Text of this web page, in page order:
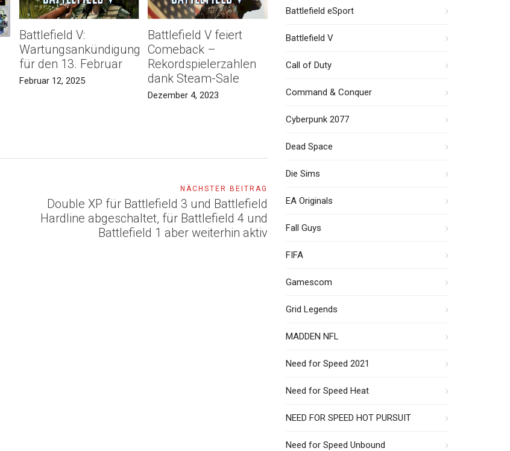
Battlefield V:
Wartungsankündigung
für den 13. Februar
Februar 12, 2025
Battlefield V feiert
Comeback –
Rekordspielerzahlen
dank Steam-Sale
Dezember 4, 2023
NÄCHSTER BEITRAG
Double XP für Battlefield 3 und Battlefield
Hardline abgeschaltet, für Battlefield 4 und
Battlefield 1 aber weiterhin aktiv
Battlefield eSport
Battlefield V
Call of Duty
Command & Conquer
Cyberpunk 2077
Dead Space
Die Sims
EA Originals
Fall Guys
FIFA
Gamescom
Grid Legends
MADDEN NFL
Need for Speed 2021
Need for Speed Heat
NEED FOR SPEED HOT PURSUIT
Need for Speed Unbound